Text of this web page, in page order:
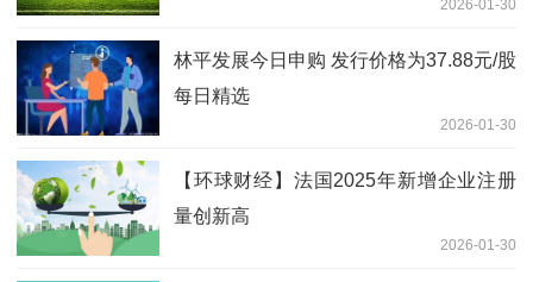
2026-01-30
林平发展今日申购 发行价格为37.88元/股
每日精选
2026-01-30
【环球财经】法国2025年新增企业注册
量创新高
2026-01-30